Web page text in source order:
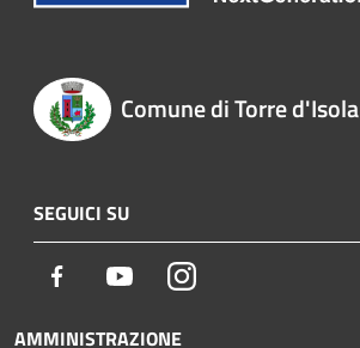
Comune di Torre d'Isola
SEGUICI SU
Facebook YoutubeInstagram
AMMINISTRAZIONE